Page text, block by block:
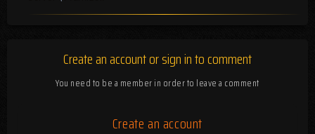
Create an account or sign in to comment
You need to be a member in order to leave a comment
Create an account